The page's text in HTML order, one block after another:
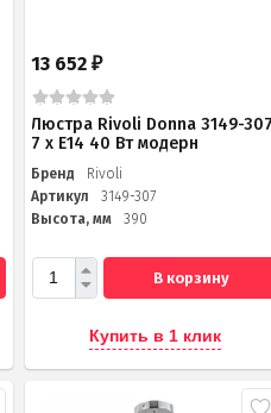
13 652₽
Люстра Rivoli Donna 3149-
7 х Е14 40 Вт модерн
Бренд
Rivoli
Артикул
3149-307
Высота, мм
390
В корзину
Купить в 1 клик